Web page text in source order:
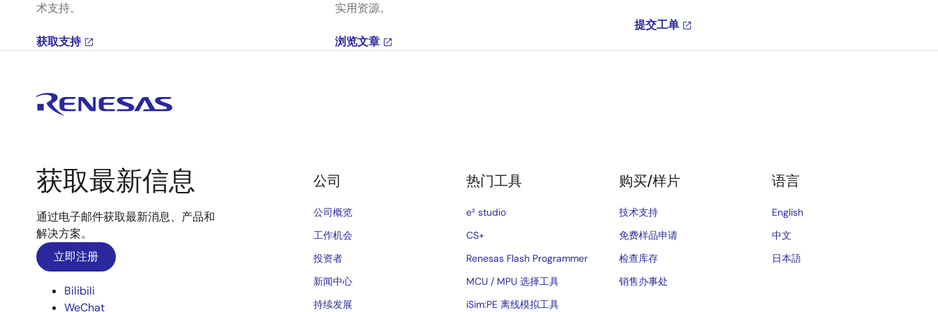
术支持。
获取支持
实用资源。
浏览文章
提交工单
获取最新信息
通过电子邮件获取最新消息、产品和
解决方案。
立即注册
Bilibili
WeChat
公司
公司概览
工作机会
投资者
新闻中心
持续发展
热门工具
e² studio
CS+
Renesas Flash Programmer
MCU / MPU 选择工具
iSim:PE 离线模拟工具
购买/样片
技术支持
免费样品申请
检查库存
销售办事处
语言
English
中文
日本語